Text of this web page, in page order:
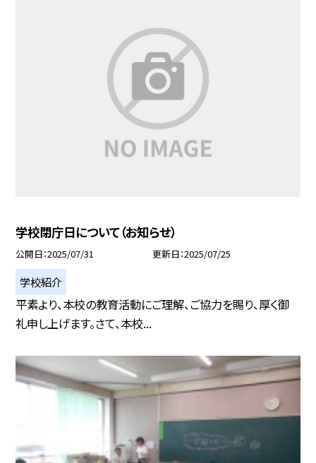
学校閉庁日について（お知らせ）
公開日 2025/07/31 更新日 2025/07/25
学校紹介
平素より、本校の教育活動にご理解、ご協力を賜り、厚く御
礼申し上げます。さて、本校...